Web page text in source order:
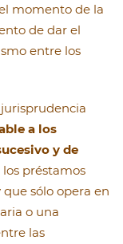
momento de la
de dar el
entre los
a los
y de
préstamos
sólo opera en
o una
las